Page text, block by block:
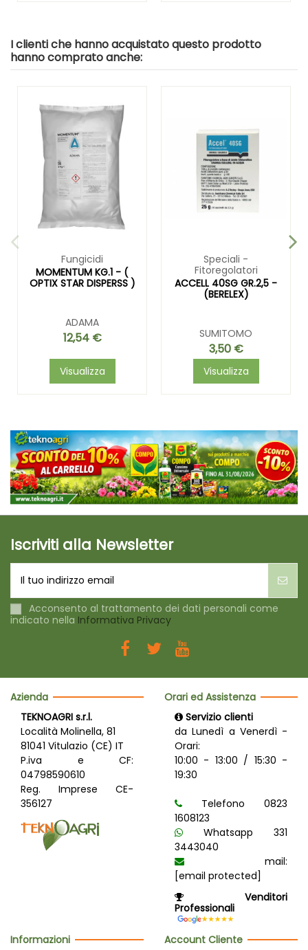
I clienti che hanno acquistato questo prodotto
hanno comprato anche:
Fungicidi
MOMENTUM KG.1 - (
OPTIX STAR DISPERSS )
ADAMA
12,54 €
Visualizza
Speciali -
Fitoregolatori
ACCELL 40SG GR.2,5 -
(BERELEX)
SUMITOMO
3,50 €
Visualizza
Iscriviti alla Newsletter
Acconsento al trattamento dei dati personali come
indicato nella Informativa Privacy
Azienda
TEKNOAGRI s.r.l.
Località Molinella, 81
81041 Vitulazio (CE) IT
P.iva e CF:
04798590610
Reg. Imprese CE-
356127
Orari ed Assistenza
Servizio clienti
da Lunedì a Venerdì -
Orari:
10:00 - 13:00 / 15:30 -
19:30
Telefono 0823
1608123
Whatsapp 331
3443040
mail:
[email protected]
Venditori
Professionali
Informazioni Account Cliente